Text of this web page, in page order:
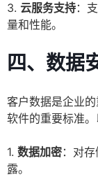
3. 云服务支持：
量和性能。
四、数据
客户数据是企业
软件的重要标准。
1. 数据加密：对
露。